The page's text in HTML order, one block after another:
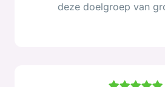
deze doelgroep van